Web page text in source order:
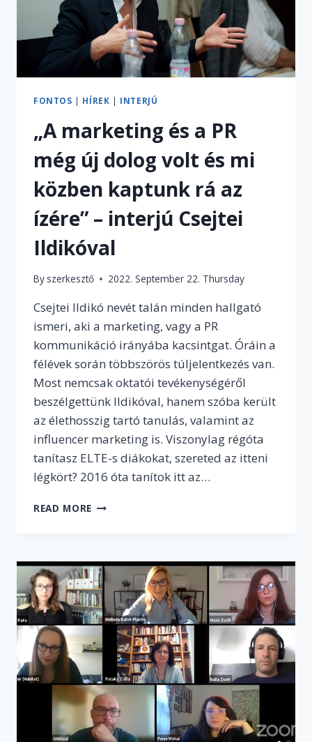
FONTOS | HÍREK | INTERJÚ
„A marketing és a PR
még új dolog volt és mi
közben kaptunk rá az
ízére” – interjú Csejtei
Ildikóval
By szerkesztő 2022. September 22. Thursday
Csejtei Ildikó nevét talán minden hallgató
ismeri, aki a marketing, vagy a PR
kommunikáció irányába kacsintgat. Óráin a
félévek során többszörös túljelentkezés van.
Most nemcsak oktatói tevékenységéről
beszélgettünk Ildikóval, hanem szóba került
az élethosszig tartó tanulás, valamint az
influencer marketing is. Viszonylag régóta
tanítasz ELTE-s diákokat, szereted az itteni
légkört? 2016 óta tanítok itt az…
READ MORE „A
PR
MÉG
ÚJ
DOLOG
VOLT
ÉS
MI
KÖZBEN
KAPTUNK
RÁ
AZ
ÍZÉRE”